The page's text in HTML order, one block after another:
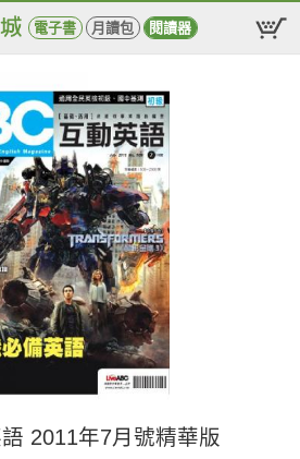
電子書 月讀包 閱讀器
2011年7月號精華版